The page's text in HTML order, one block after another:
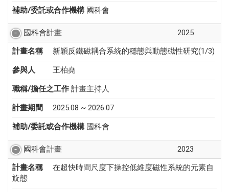
補助/委託或合作機構 國科會
國科會計畫
2025
計畫名稱
新穎反鐵磁耦合系統的穩態與動態磁性研究(1/3)
參與人 王柏堯
職稱/擔任之工作 計畫主持人
計畫期間 2025.08 ~ 2026.07
補助/委託或合作機構 國科會
國科會計畫
2023
計畫名稱
在超快時間尺度下操控低維度磁性系統的元素自
旋態